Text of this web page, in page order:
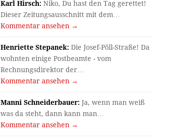
Karl Hirsch: Niko, Du hast den Tag gerettet!
Dieser Zeitungsausschnitt mit dem…
Kommentar ansehen →
Henriette Stepanek: Die Josef-Pöll-Straße! Da
wohnten einige Postbeamte - vom
Rechnungsdirektor der…
Kommentar ansehen →
Manni Schneiderbauer: Ja, wenn man weiß
was da steht, dann kann man…
Kommentar ansehen →